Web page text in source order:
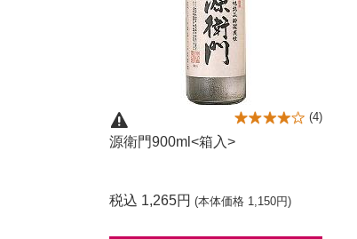
源衛門900ml<箱入>
税込 1,265円 (本体価格 1,150円)
(4)